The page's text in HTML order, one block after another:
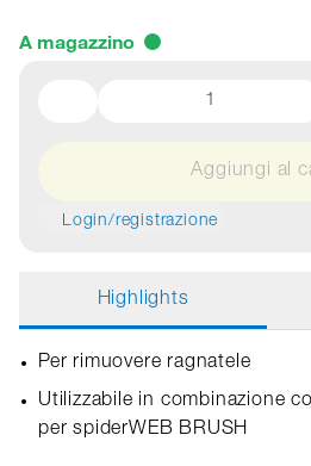
A magazzino
Aggiungi al
Login/registrazione
Highlights
Per rimuovere ragnatele
Utilizzabile in combinazione
per spiderWEB BRUSH